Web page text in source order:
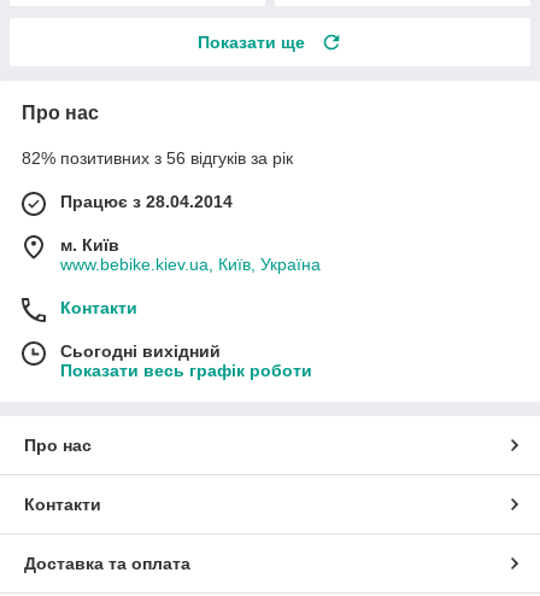
Показати ще
Про нас
82% позитивних з 56 відгуків за рік
Працює з 28.04.2014
м. Київ
www.bebike.kiev.ua, Київ, Україна
Контакти
Сьогодні вихідний
Показати весь графік роботи
Про нас
Контакти
Доставка та оплата